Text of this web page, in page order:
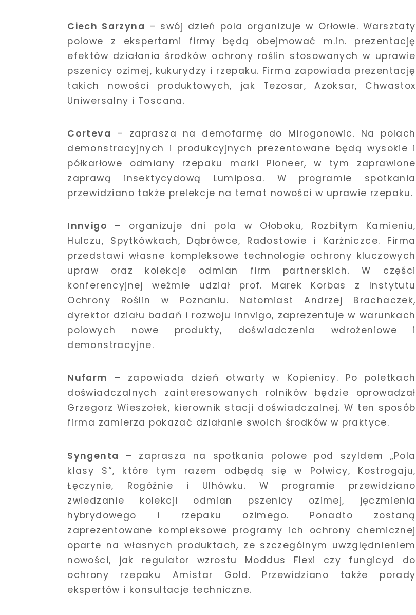
Ciech Sarzyna – swój dzień pola organizuje w Orłowie. Warsztaty
polowe z ekspertami firmy będą obejmować m.in. prezentację
efektów działania środków ochrony roślin stosowanych w uprawie
pszenicy ozimej, kukurydzy i rzepaku. Firma zapowiada prezentację
takich nowości produktowych, jak Tezosar, Azoksar, Chwastox
Uniwersalny i Toscana.
Corteva – zaprasza na demofarmę do Mirogonowic. Na polach
demonstracyjnych i produkcyjnych prezentowane będą wysokie i
półkarłowe odmiany rzepaku marki Pioneer, w tym zaprawione
zaprawą insektycydową Lumiposa. W programie spotkania
przewidziano także prelekcje na temat nowości w uprawie rzepaku.
Innvigo – organizuje dni pola w Ołoboku, Rozbitym Kamieniu,
Hulczu, Spytkówkach, Dąbrówce, Radostowie i Karżniczce. Firma
przedstawi własne kompleksowe technologie ochrony kluczowych
upraw oraz kolekcje odmian firm partnerskich. W części
konferencyjnej weźmie udział prof. Marek Korbas z Instytutu
Ochrony Roślin w Poznaniu. Natomiast Andrzej Brachaczek,
dyrektor działu badań i rozwoju Innvigo, zaprezentuje w warunkach
polowych nowe produkty, doświadczenia wdrożeniowe i
demonstracyjne.
Nufarm
– zapowiada dzień otwarty w Kopienicy. Po poletkach
doświadczalnych zainteresowanych rolników będzie oprowadzał
Grzegorz Wieszołek, kierownik stacji doświadczalnej. W ten sposób
firma zamierza pokazać działanie swoich środków w praktyce.
Syngenta
– zaprasza na spotkania polowe pod szyldem „Pola
klasy S“, które tym razem odbędą się w Polwicy, Kostrogaju,
Łęczynie, Rogóźnie i Ulhówku. W programie przewidziano
zwiedzanie kolekcji odmian pszenicy ozimej, jęczmienia
hybrydowego i rzepaku ozimego. Ponadto zostaną
zaprezentowane kompleksowe programy ich ochrony chemicznej
oparte na własnych produktach, ze szczególnym uwzględnieniem
nowości, jak regulator wzrostu Moddus Flexi czy fungicyd do
ochrony rzepaku Amistar Gold. Przewidziano także porady
ekspertów i konsultacje techniczne.